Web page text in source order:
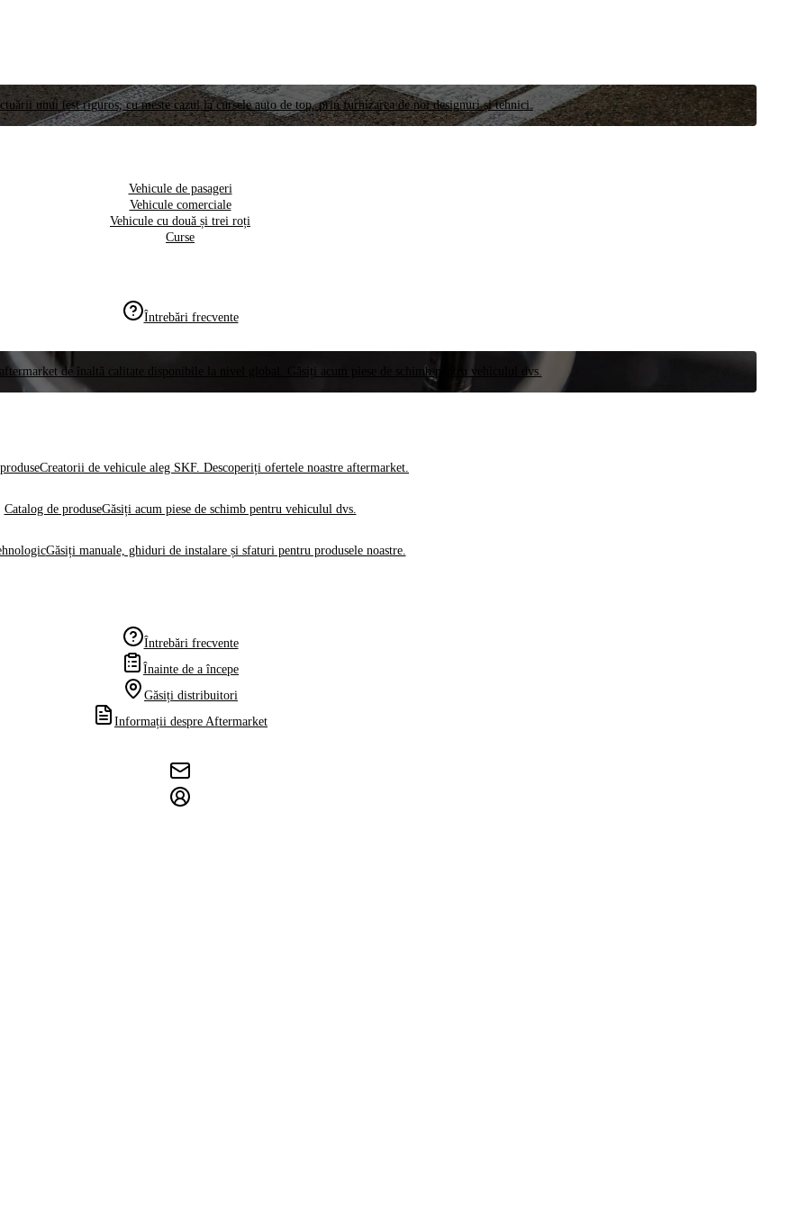
unui test riguros, cu meste cazul la cursele auto de top, prin furnizarea de noi designuri și tehnici.
Vehicule de pasageri
Vehicule comerciale
Vehicule cu două și trei roți
Curse
Întrebări frecvente
de înaltă calitate disponibile la nivel global. Găsiți acum piese de schimb pentru vehiculul dvs.
Creatorii de vehicule aleg SKF. Descoperiți ofertele noastre aftermarket.
Catalog de produseGăsiți acum piese de schimb pentru vehiculul dvs.
Găsiți manuale, ghiduri de instalare și sfaturi pentru produsele noastre.
Întrebări frecvente
Înainte de a începe
Găsiți distribuitori
Informații despre Aftermarket